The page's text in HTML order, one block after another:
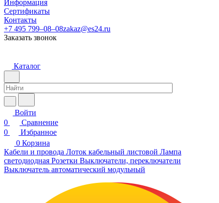
Информация
Сертификаты
Контакты
+7 495 799–08–08zakaz@es24.ru
Заказать звонок
Каталог
Войти
0
Сравнение
0
Избранное
0 Корзина
Кабели и провода Лоток кабельный листовой Лампа
светодиодная Розетки Выключатели, переключатели
Выключатель автоматический модульный